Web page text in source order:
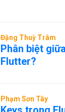
Đặng Thuỳ Trâm
Phân biệt
Flutter?
Phạm Sơn Tây